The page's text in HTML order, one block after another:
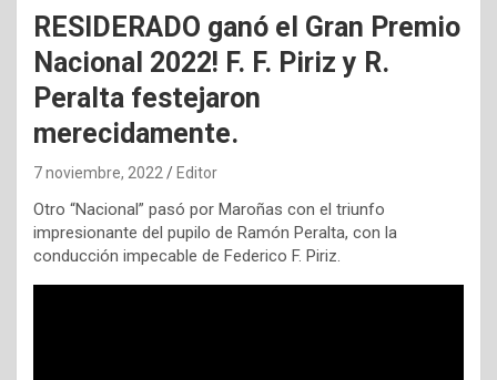
RESIDERADO ganó el Gran Premio
Nacional 2022! F. F. Piriz y R.
Peralta festejaron
merecidamente.
7 noviembre, 2022 Editor
Otro “Nacional” pasó por Maroñas con el triunfo
impresionante del pupilo de Ramón Peralta, con la
conducción impecable de Federico F. Piriz.